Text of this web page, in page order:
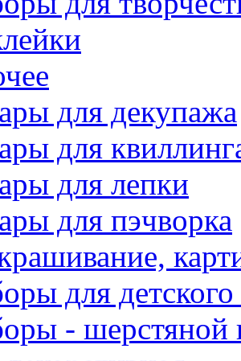
для декупажа
для
для лепки
для пэчворка
для
- шерстяной